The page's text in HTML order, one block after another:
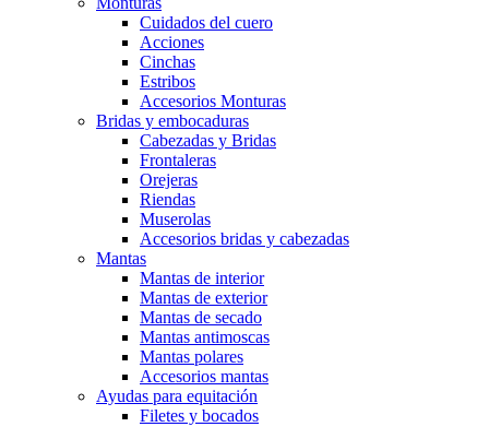
Cuidados del cuero
Acciones
Cinchas
Estribos
Accesorios Monturas
Bridas y embocaduras
Cabezadas y Bridas
Frontaleras
Orejeras
Riendas
Muserolas
Accesorios bridas y cabezadas
Mantas
Mantas de interior
Mantas de exterior
Mantas de secado
Mantas antimoscas
Mantas polares
Accesorios mantas
Ayudas para equitación
Filetes y bocados